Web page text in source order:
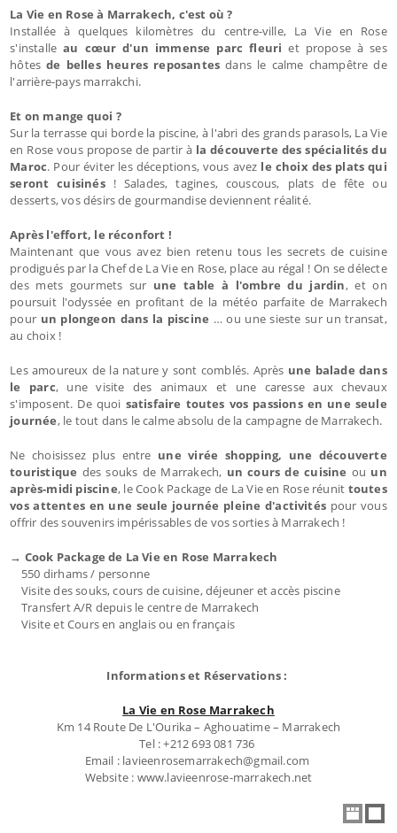
La Vie en Rose à Marrakech, c'est où ?
Installée à quelques kilomètres du centre-ville, La Vie en Rose
s'installeau cœur d'un immense parc fleuriet propose à ses
hôtesde belles heures reposantes dans le calme champêtre de
l'arrière-pays marrakchi.
Et on mange quoi ?
Sur la terrasse qui borde la piscine, à l'abri des grands parasols, La Vie
en Rose vous propose de partir à la découverte des spécialités du
Maroc. Pour éviter les déceptions, vous avez le choix des plats qui
seront cuisinés! Salades, tagines, couscous, plats de fête ou
desserts, vos désirs de gourmandise deviennent réalité.
Après l'effort, le réconfort !
Maintenant que vous avez bien retenu tous les secrets de cuisine
prodigués par la Chef de La Vie en Rose, place au régal ! On se délecte
des mets gourmets sur une table à l'ombre du jardin, et on
poursuit l'odyssée en profitant de la météo parfaite de Marrakech
pour un plongeon dans la piscine … ou une sieste sur un transat,
au choix !
Les amoureux de la nature y sont comblés. Après une balade dans
le parc, une visite des animaux et une caresse aux chevaux
s'imposent. De quoi satisfaire toutes vos passions en une seule
journée, le tout dans le calme absolu de la campagne de Marrakech.
Ne choisissez plus entre une virée shopping, une découverte
touristique des souks de Marrakech, un cours de cuisine ou un
après-midi piscine, le Cook Package de La Vie en Rose réunit toutes
vos attentes en une seule journée pleine d'activités pour vous
offrir des souvenirs impérissables de vos sorties à Marrakech !
→ Cook Package de La Vie en Rose Marrakech
550 dirhams / personne
Visite des souks, cours de cuisine, déjeuner et accès piscine
Transfert A/R depuis le centre de Marrakech
Visite et Cours en anglais ou en français
Informations et Réservations :
La Vie en Rose Marrakech
Km 14 Route De L'Ourika – Aghouatime – Marrakech
Tel : +212 693 081 736
Email : lavieenrosemarrakech@gmail.com
Website : www.lavieenrose-marrakech.net